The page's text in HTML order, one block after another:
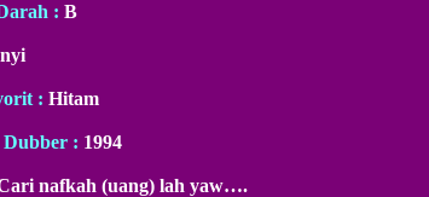
: B
: Hitam
: 1994
nafkah (uang) lah yaw….